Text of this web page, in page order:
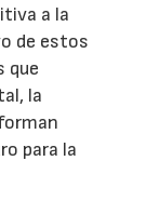
a la
de estos
que
la
para la